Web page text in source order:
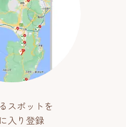
スポットを
入り登録